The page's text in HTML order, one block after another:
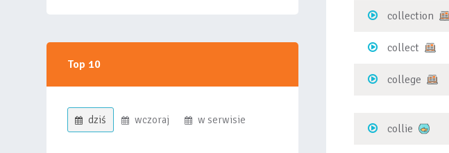
Top 10
dziś wczoraj w serwisie
collection
collect
college
collie